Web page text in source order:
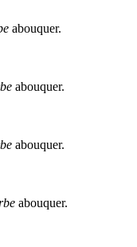
abouquer.
abouquer.
abouquer.
abouquer.